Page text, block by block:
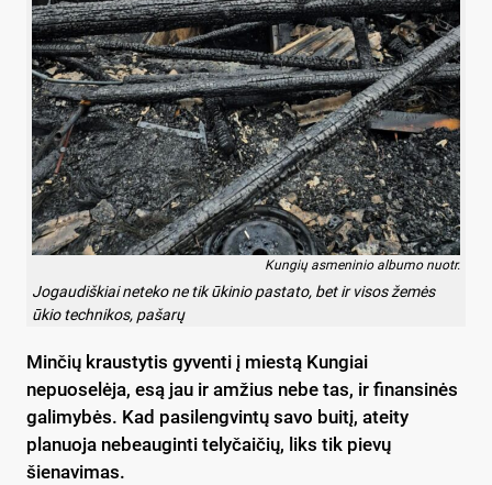
Kungių asmeninio albumo nuotr.
Jogaudiškiai neteko ne tik ūkinio pastato, bet ir visos žemės
ūkio technikos, pašarų
Minčių kraustytis gyventi į miestą Kungiai
nepuoselėja, esą jau ir amžius nebe tas, ir finansinės
galimybės. Kad pasilengvintų savo buitį, ateity
planuoja nebeauginti telyčaičių, liks tik pievų
šienavimas.